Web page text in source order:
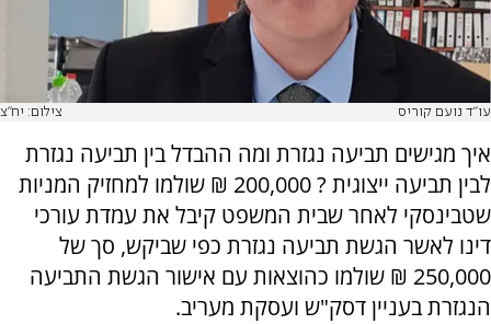
עו"ד נועם קוריס צילום: יח"צ
איך מגישים תביעה נגזרת ומה ההבדל בין תביעה נגזרת
לבין תביעה ייצוגית ? 200,000 ₪ שולמו למחזיק המניות
שטבינסקי לאחר שבית המשפט קיבל את עמדת עורכי
דינו לאשר הגשת תביעה נגזרת כפי שביקש, סך של
250,000 ₪ שולמו כהוצאות עם אישור הגשת התביעה
הנגזרת בעניין דסק"ש ועסקת מעריב.